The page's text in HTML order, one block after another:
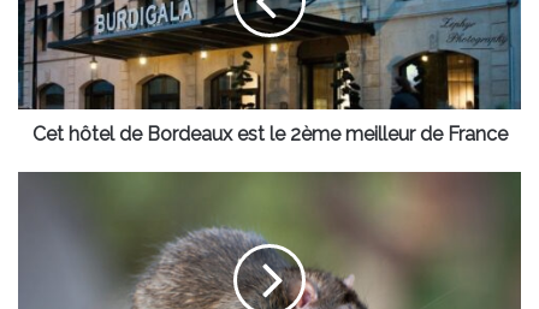
est
le
2ème
meilleur
de
France
Cet hôtel de Bordeaux est le 2ème meilleur de France